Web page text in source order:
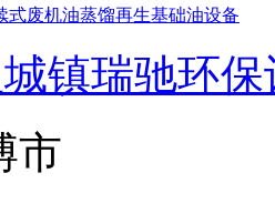
式废机油蒸馏再生基础油设备
镇瑞驰环
市